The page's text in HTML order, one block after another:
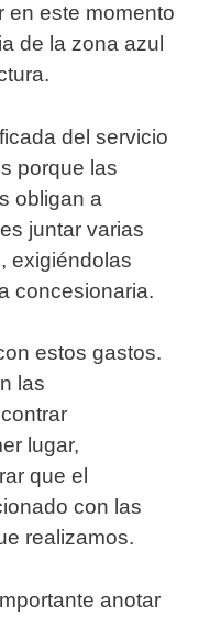
en este momento
de la zona azul
del servicio
porque las
obligan a
juntar varias
exigiéndolas
concesionaria.
estos gastos.
las
lugar,
que el
con las
realizamos.
anotar